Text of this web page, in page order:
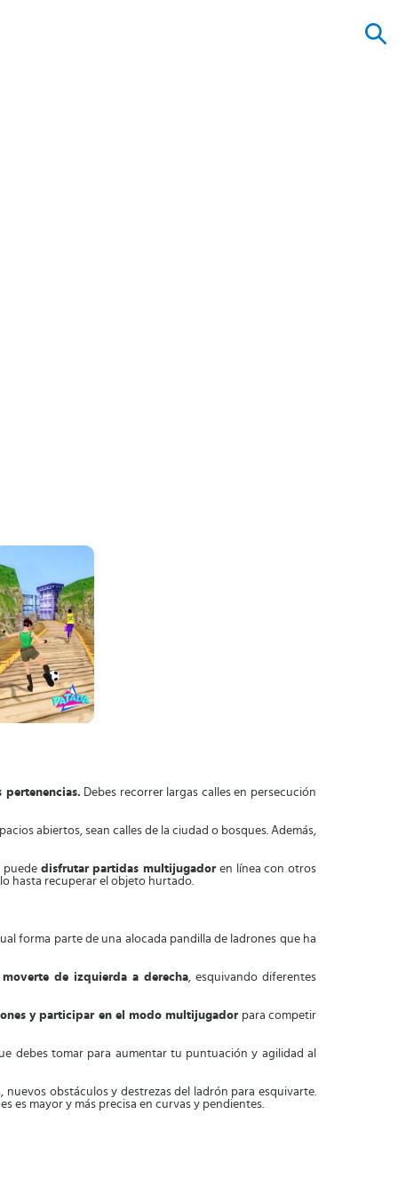
pertenencias. Debes recorrer largas calles en persecución
abiertos, sean calles de la ciudad o bosques. Además,
puede disfrutar partidas multijugador en línea con otros
hasta recuperar el objeto hurtado.
forma parte de una alocada pandilla de ladrones que ha
moverte de izquierda a derecha, esquivando diferentes
y participar en el modo multijugador para competir
debes tomar para aumentar tu puntuación y agilidad al
nuevos obstáculos y destrezas del ladrón para esquivarte.
es mayor y más precisa en curvas y pendientes.